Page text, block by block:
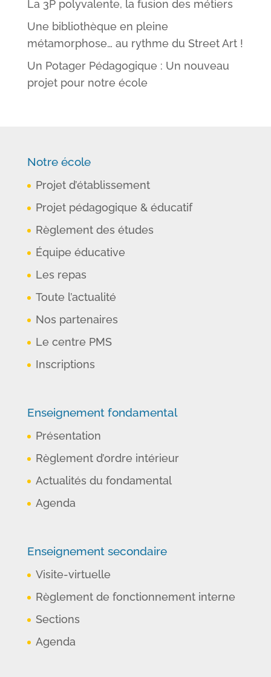
La 3P polyvalente, la fusion des métiers
Une bibliothèque en pleine
métamorphose… au rythme du Street Art !
Un Potager Pédagogique : Un nouveau
projet pour notre école
Notre école
Projet d’établissement
Projet pédagogique & éducatif
Règlement des études
Équipe éducative
Les repas
Toute l’actualité
Nos partenaires
Le centre PMS
Inscriptions
Enseignement fondamental
Présentation
Règlement d’ordre intérieur
Actualités du fondamental
Agenda
Enseignement secondaire
Visite-virtuelle
Règlement de fonctionnement interne
Sections
Agenda